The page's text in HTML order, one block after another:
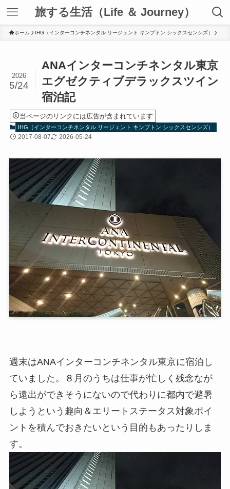
旅する生活（Life ＆ Journey）
ホーム IHG（インターコンチネンタル リージェント キンプトン シックスセンシズ）
ANAインターコンチネンタル東京
エグゼクティブデラックスツイン
宿泊記
2026
5/24
当ページのリンクには広告が含まれています
IHG（インターコンチネンタル リージェント キンプトン シックスセンシズ）
2017-08-07 2026-05-24
週末はANAインターコンチネンタル東京に宿泊し
ていました。８月のうちは仕事が忙しく残念なが
ら遠出ができそうにないので代わりに都内で避暑
しようという趣向＆エリートステータス対象ポイ
ントを積んでおきたいという目的もあったりしま
す。